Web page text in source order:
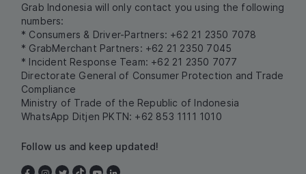
Grab Indonesia will only contact you using the following
numbers:
* Consumers & Driver-Partners: +62 21 2350 7078
* GrabMerchant Partners: +62 21 2350 7045
* Incident Response Team: +62 21 2350 7077
Directorate General of Consumer Protection and Trade
Compliance
Ministry of Trade of the Republic of Indonesia
WhatsApp Ditjen PKTN: +62 853 1111 1010
Follow us and keep updated!